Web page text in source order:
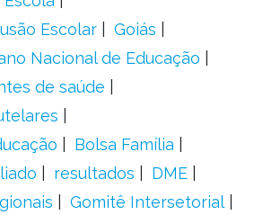
Escolar
Goiás
Nacional de Educação
de saúde
Bolsa Família
resultados
DME
Gomitê Intersetorial